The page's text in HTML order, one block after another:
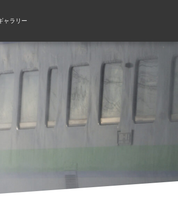
ャラリー